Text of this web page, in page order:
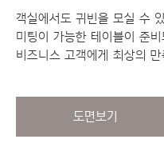
객실에서도 귀빈을 모실 수
미팅이 가능한 테이블이 준
비즈니스 고객에게 최상의 만
도면보기